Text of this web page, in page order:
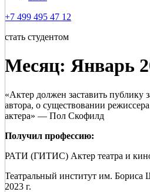
+7 499 495 47 12
стать студентом
Месяц: Январь
«Актер должен заставить публику
автора, о существовании
актера» — Пол Скофилд
Получил профессию:
РАТИ (ГИТИС) Актер театра и
Театральный институт им.
2023 г.